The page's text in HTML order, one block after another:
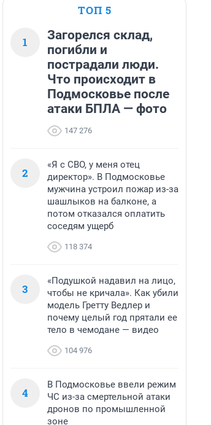
ТОП 5
1
Загорелся склад,
погибли и
пострадали люди.
Что происходит в
Подмосковье после
атаки БПЛА — фото
147 276
2
«Я с СВО, у меня отец
директор». В Подмосковье
мужчина устроил пожар из-за
шашлыков на балконе, а
потом отказался оплатить
соседям ущерб
118 374
3
«Подушкой надавил на лицо,
чтобы не кричала». Как убили
модель Гретту Ведлер и
почему целый год прятали ее
тело в чемодане — видео
104 976
4
В Подмосковье ввели режим
ЧС из-за смертельной атаки
дронов по промышленной
зоне